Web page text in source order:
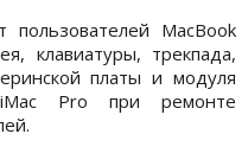
пользователей MacBook
клавиатуры, трекпада,
платы и модуля
Pro при ремонте